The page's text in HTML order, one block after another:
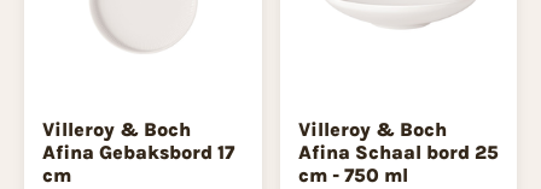
Villeroy & Boch
Afina Gebaksbord 17
cm
Villeroy & Boch
Afina Schaal bord 25
cm - 750 ml